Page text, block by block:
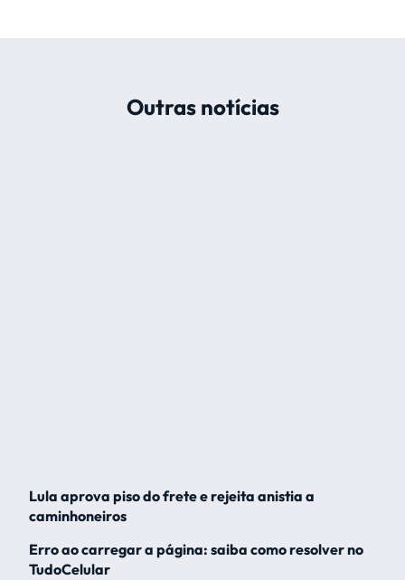
Outras notícias
Lula aprova piso do frete e rejeita anistia a
caminhoneiros
Erro ao carregar a página: saiba como resolver no
TudoCelular